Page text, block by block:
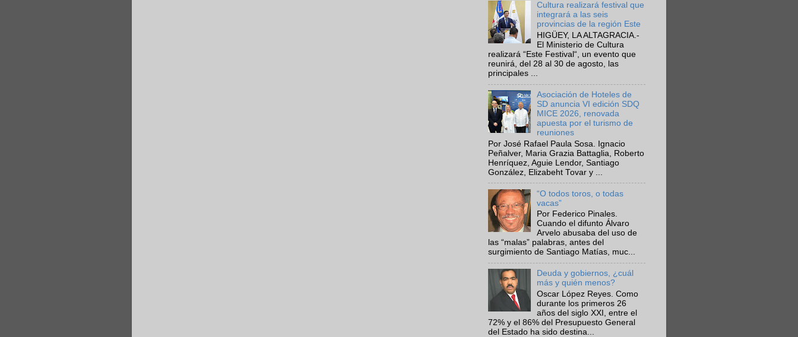
Cultura realizará festival que
integrará a las seis
provincias de la región Este
HIGÜEY, LA ALTAGRACIA.-
El Ministerio de Cultura
realizará “Este Festival“, un evento que
reunirá, del 28 al 30 de agosto, las
principales ...
Asociación de Hoteles de
SD anuncia VI edición SDQ
MICE 2026, renovada
apuesta por el turismo de
reuniones
Por José Rafael Paula Sosa. Ignacio
Peñalver, Maria Grazia Battaglia, Roberto
Henríquez, Aguie Lendor, Santiago
González, Elizabeht Tovar y ...
“O todos toros, o todas
vacas”
Por Federico Pinales.
Cuando el difunto Álvaro
Arvelo abusaba del uso de
las “malas” palabras, antes del
surgimiento de Santiago Matías, muc...
Deuda y gobiernos, ¿cuál
más y quién menos?
Oscar López Reyes. Como
durante los primeros 26
años del siglo XXI, entre el
72% y el 86% del Presupuesto General
del Estado ha sido destina...